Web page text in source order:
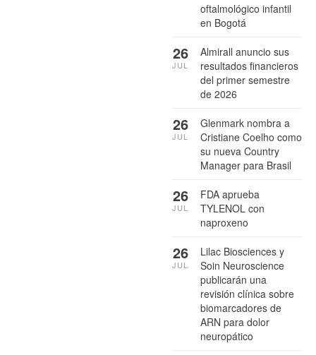
oftalmológico infantil
en Bogotá
Almirall anuncio sus
resultados financieros
del primer semestre
de 2026
26
JUL
Glenmark nombra a
Cristiane Coelho como
su nueva Country
Manager para Brasil
26
JUL
FDA aprueba
TYLENOL con
naproxeno
26
JUL
Lilac Biosciences y
Soin Neuroscience
publicarán una
revisión clínica sobre
biomarcadores de
ARN para dolor
neuropático
26
JUL